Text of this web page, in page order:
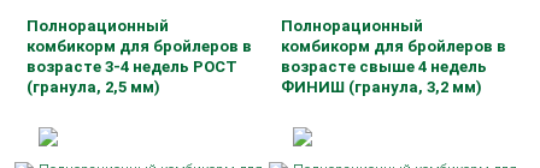
Полнорационный
комбикорм для бройлеров в
возрасте 3-4 недель РОСТ
(гранула, 2,5 мм)
Полнорационный
комбикорм для бройлеров в
возрасте свыше 4 недель
ФИНИШ (гранула, 3,2 мм)